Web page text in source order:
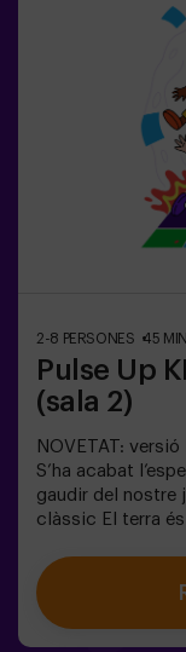
puguin
de continuar la
col·laborar,
superar tots els
real a la pantalla
autèntic èxit!
per a festes
simplement per
divertida.✅ Ideal
d’un adult, que
2-8 PERSONES 45
Pulse Up
(sala 2)
NOVETAT:
S’ha acabat
gaudir del nostre
clàssic El terra
estimulen el cos
aniversaris plens
sorpreses per a